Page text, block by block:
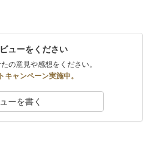
ューをください
の意見や感想をください。
キャンペーン実施中。
ーを書く